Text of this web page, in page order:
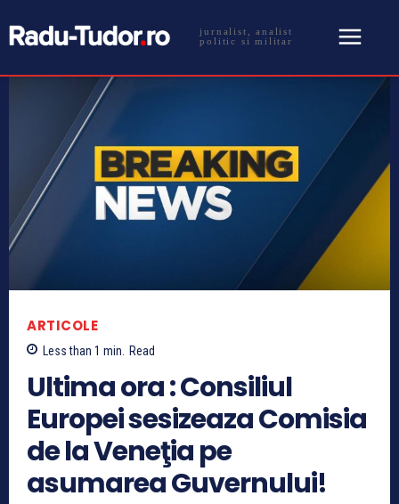
jurnalist, analist
politic si militar
ARTICOLE
Less than 1 min. Read
Ultima ora : Consiliul
Europei sesizeaza Comisia
de la Veneţia pe
asumarea Guvernului!